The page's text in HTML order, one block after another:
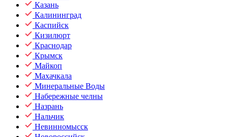
Казань
Калининград
Каспийск
Кизилюрт
Краснодар
Крымск
Майкоп
Махачкала
Минеральные Воды
Набережные челны
Назрань
Нальчик
Невинномысск